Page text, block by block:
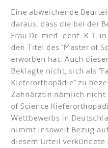
Eine abweichende
daraus, dass die bei der
Frau Dr. med. dent. K T,
den Titel des "Master of
erworben hat. Auch
Beklagte nicht, sich als
Kieferorthopädie" zu
Zahnärztin nämlich nicht
of Science
Wettbewerbs in
nimmt insoweit Bezug
diesem Urteil